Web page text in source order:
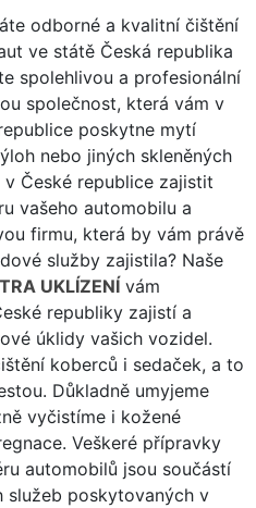
odborné a kvalitní čištění
ve státě Česká republika
spolehlivou a profesionální
společnost, která vám v
poskytne mytí
nebo jiných skleněných
České republice zajistit
vašeho automobilu a
firmu, která by vám právě
služby zajistila? Naše
UKLÍZENÍ vám
republiky zajistí a
úklidy vašich vozidel.
koberců i sedaček, a to
Důkladně umyjeme
vyčistíme i kožené
Veškeré přípravky
automobilů jsou součástí
služeb poskytovaných v